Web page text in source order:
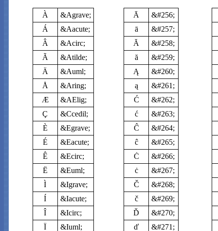
À
&Agrave;
Á
&Aacute;
Â
&Acirc;
Ã
&Atilde;
Ä
&Auml;
Å
&Aring;
Æ
&AElig;
Ç
&Ccedil;
È
&Egrave;
É
&Eacute;
Ê
&Ecirc;
Ë
&Euml;
Ì
&Igrave;
Í
&Iacute;
Î
&Icirc;
Ï
&Iuml;
Ā
&#256;
ā
&#257;
Ă
&#258;
ă
&#259;
Ą
&#260;
ą
&#261;
Ć
&#262;
ć
&#263;
Ĉ
&#264;
ĉ
&#265;
Ċ
&#266;
ċ
&#267;
Č
&#268;
č
&#269;
Ď
&#270;
ď
&#271;